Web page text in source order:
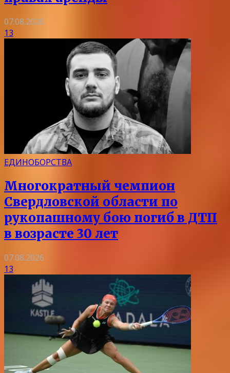
07.08.2026
13
ЕДИНОБОРСТВА
Многократный чемпион
Свердловской области по
рукопашному бою погиб в ДТП
в возрасте 30 лет
07.08.2026
13